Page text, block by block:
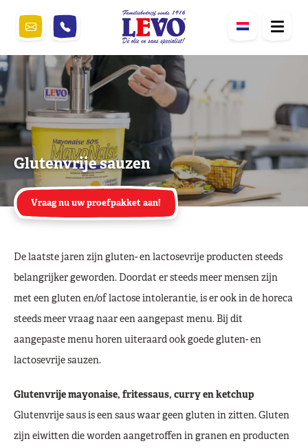
Glutenvrije sauzen
Vraag nu uw proefpakket aan!
De laatste jaren zijn gluten- en lactosevrije producten steeds
belangrijker geworden. Doordat er steeds meer mensen zijn
met een gluten en/of lactose intolerantie, is er ook in de horeca
steeds meer vraag naar een aangepast menu. Bij dit
aangepaste menu horen uiteraard ook goede gluten- en
lactosevrije sauzen.
Glutenvrije mayonaise, fritessaus, curry en ketchup
Glutenvrije saus is een saus waar geen gluten in zitten. Gluten
zijn eiwitten die worden aangetroffen in granen en producten